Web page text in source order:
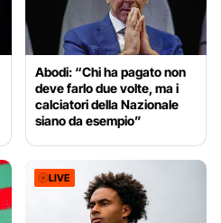
Abodi: “Chi ha pagato non
deve farlo due volte, ma i
calciatori della Nazionale
siano da esempio”
LIVE